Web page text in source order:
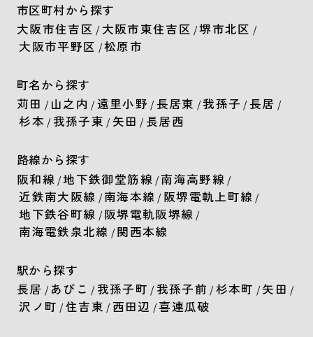
市区町村から探す
大阪市住吉区 / 大阪市東住吉区 /堺市北区 /
大阪市平野区 /松原市
町名から探す
苅田 / 山之内 / 遠里小野 / 長居東 / 我孫子 / 長居 /
杉本 / 我孫子東 / 矢田 / 長居西
路線から探す
阪和線 /地下鉄御堂筋線 /南海高野線 /
近鉄南大阪線 /南海本線 / 阪堺電軌上町線 /
地下鉄谷町線 / 阪堺電軌阪堺線 /
南海電鉄泉北線 / 関西本線
駅から探す
長居 / あびこ / 我孫子町 / 我孫子前 / 杉本町 / 矢田 /
沢ノ町 / 住吉東 / 西田辺 /喜連瓜破